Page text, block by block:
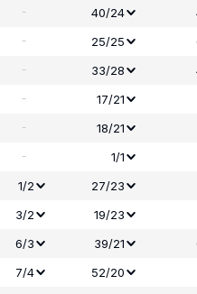
- 40/24
- 25/25
- 33/28
-
17/21
-
18/21
- 1/1
1/2
27/23
3/2
19/23
6/3 39/21
7/4 52/20